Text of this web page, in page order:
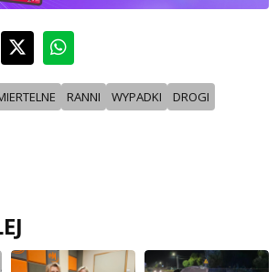
RANNI WYPADKI
DROGI